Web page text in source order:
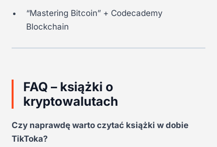
“Mastering Bitcoin” + Codecademy
Blockchain
FAQ – książki o
kryptowalutach
Czy naprawdę warto czytać książki w dobie
TikToka?